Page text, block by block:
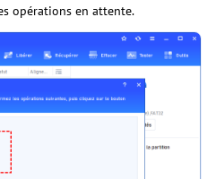
opérations en attente.